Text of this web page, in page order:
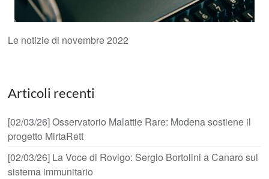
Le notizie di novembre 2022
Articoli recenti
[02/03/26] Osservatorio Malattie Rare: Modena sostiene il
progetto MirtaRett
[02/03/26] La Voce di Rovigo: Sergio Bortolini a Canaro sul
sistema immunitario